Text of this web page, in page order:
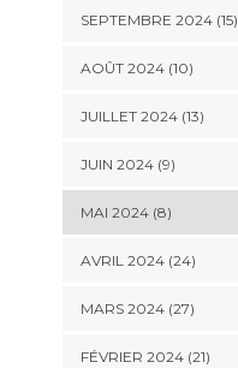
SEPTEMBRE 2024 (15)
AOÛT 2024 (10)
JUILLET 2024 (13)
JUIN 2024 (9)
MAI 2024 (8)
AVRIL 2024 (24)
MARS 2024 (27)
FÉVRIER 2024 (21)